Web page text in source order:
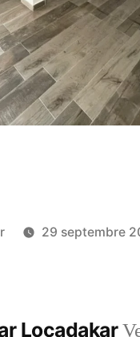
29 septembre
Locadakar